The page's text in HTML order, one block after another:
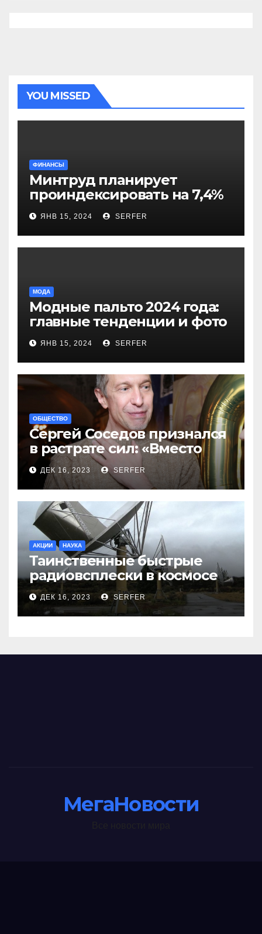
YOU MISSED
ФИНАНСЫ
Минтруд планирует
проиндексировать на 7,4%
более 40 выплат и
компенсаций
ЯНВ 15, 2024 SERFER
МОДА
Модные пальто 2024 года:
главные тенденции и фото
новинок
ЯНВ 15, 2024 SERFER
ОБЩЕСТВО
Сергей Соседов признался
в растрате сил: «Вместо
меня взяли Пригожина»
ДЕК 16, 2023 SERFER
АКЦИИ НАУКА
Таинственные быстрые
радиовсплески в космосе
сделались все более
странными
ДЕК 16, 2023 SERFER
МегаНовости